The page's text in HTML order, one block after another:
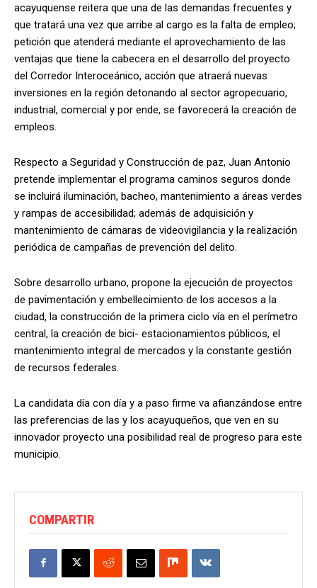
acayuquense reitera que una de las demandas frecuentes y
que tratará una vez que arribe al cargo es la falta de empleo;
petición que atenderá mediante el aprovechamiento de las
ventajas que tiene la cabecera en el desarrollo del proyecto
del Corredor Interoceánico, acción que atraerá nuevas
inversiones en la región detonando al sector agropecuario,
industrial, comercial y por ende, se favorecerá la creación de
empleos.
Respecto a Seguridad y Construcción de paz, Juan Antonio
pretende implementar el programa caminos seguros donde
se incluirá iluminación, bacheo, mantenimiento a áreas verdes
y rampas de accesibilidad; además de adquisición y
mantenimiento de cámaras de videovigilancia y la realización
periódica de campañas de prevención del delito.
Sobre desarrollo urbano, propone la ejecución de proyectos
de pavimentación y embellecimiento de los accesos a la
ciudad, la construcción de la primera ciclo vía en el perímetro
central, la creación de bici- estacionamientos públicos, el
mantenimiento integral de mercados y la constante gestión
de recursos federales.
La candidata día con día y a paso firme va afianzándose entre
las preferencias de las y los acayuqueños, que ven en su
innovador proyecto una posibilidad real de progreso para este
municipio.
COMPARTIR